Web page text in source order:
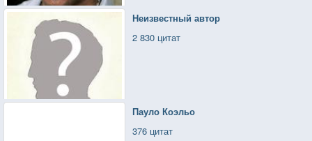
Неизвестный автор
2 830 цитат
Пауло Коэльо
376 цитат